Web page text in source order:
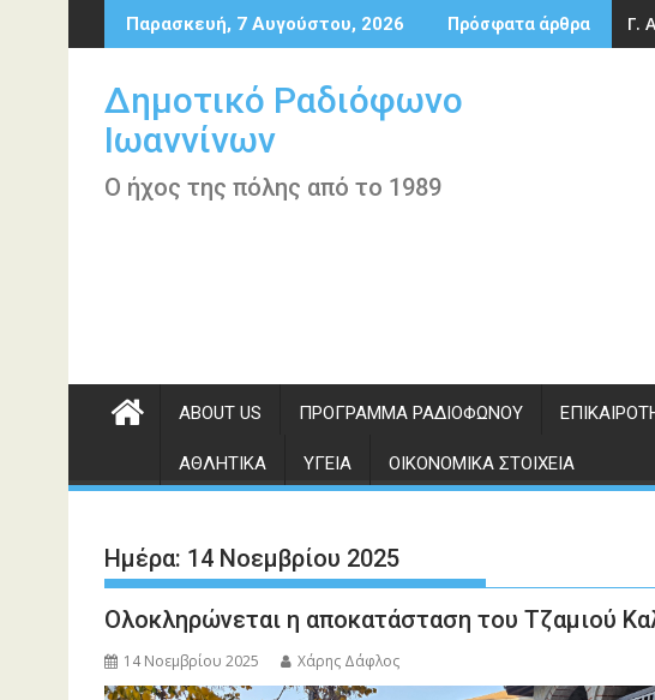
Περάστε
στο
Παρασκευή, 7 Αυγούστου, 2026 Πρόσφατα άρθρα Γ.
Δημοτικό Ραδιόφωνο
Ιωαννίνων
Ο ήχος της πόλης από το 1989
ABOUT US ΠΡΌΓΡΑΜΜΑ ΡΑΔΙΟΦΏΝΟΥ
ΑΘΛΗΤΙΚΆ ΥΓΕΊΑ ΟΙΚΟΝΟΜΙΚΆ ΣΤΟΙΧΕΊΑ
Ημέρα: 14 Νοεμβρίου 2025
Ολοκληρώνεται η αποκατάσταση του Τζαμιού
14 Νοεμβρίου 2025 Χάρης Δάφλος